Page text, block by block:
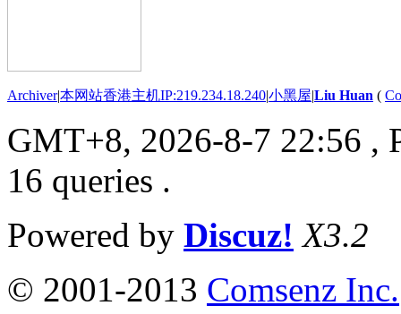
Archiver|本网站香港主机IP:219.234.18.240|小黑屋|Liu Huan (
GMT+8, 2026-8-7 22:56 ,
16 queries .
Powered by Discuz! X3.2
© 2001-2013 Comsenz Inc.